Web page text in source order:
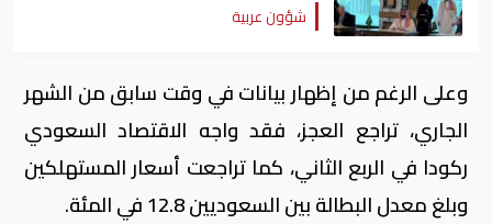
شؤون عربية
وعلى الرغم من إظهار بيانات في وقت سابق من الشهر
الجاري، تراجع العجز، فقد واجه الاقتصاد السعودي
ركودا في الربع الثاني، كما تراجعت أسعار المستهلكين
وبلغ معدل البطالة بين السعوديين 12.8 في المئة.